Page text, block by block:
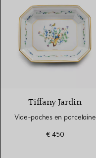
Tiffany Jardin
Vide-poches en porcelaine
€ 450